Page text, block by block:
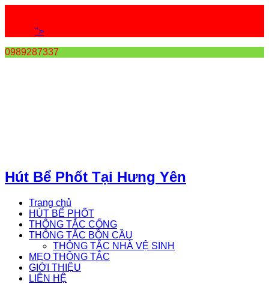
">
0989287337
Hút Bể Phốt Tại Hưng Yên
Trang chủ
HÚT BỂ PHỐT
THÔNG TẮC CỐNG
THÔNG TẮC BỒN CẦU
THÔNG TẮC NHÀ VỆ SINH
MẸO THÔNG TẮC
GIỚI THIỆU
LIÊN HỆ